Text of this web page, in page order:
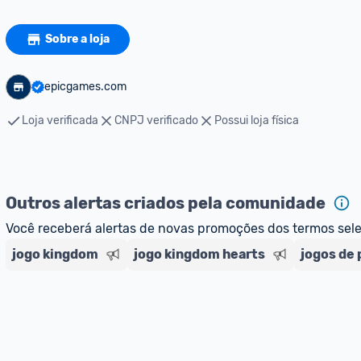
Sobre a loja
epicgames.com
Loja verificada CNPJ verificado Possui loja física
Outros alertas criados pela comunidade
Você receberá alertas de novas promoções dos termos
jogo kingdom
jogo kingdom hearts jogos de